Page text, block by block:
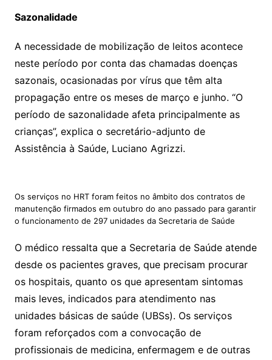
Sazonalidade
A necessidade de mobilização de leitos acontece
neste período por conta das chamadas doenças
sazonais, ocasionadas por vírus que têm alta
propagação entre os meses de março e junho. “O
período de sazonalidade afeta principalmente as
crianças”, explica o secretário-adjunto de
Assistência à Saúde, Luciano Agrizzi.
Os serviços no HRT foram feitos no âmbito dos contratos de
manutenção firmados em outubro do ano passado para garantir
o funcionamento de 297 unidades da Secretaria de Saúde
O médico ressalta que a Secretaria de Saúde atende
desde os pacientes graves, que precisam procurar
os hospitais, quanto os que apresentam sintomas
mais leves, indicados para atendimento nas
unidades básicas de saúde (UBSs). Os serviços
foram reforçados com a convocação de
profissionais de medicina, enfermagem e de outras